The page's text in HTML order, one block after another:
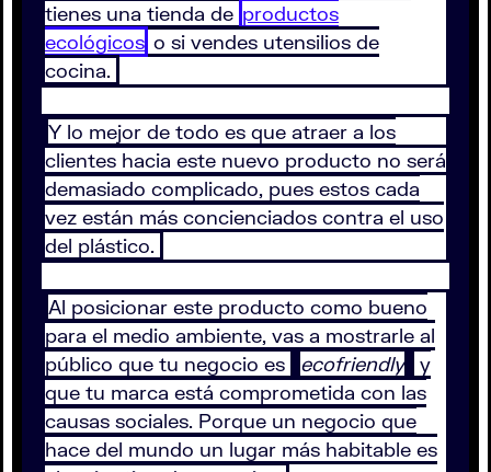
tienes una tienda de productos
ecológicos o si vendes utensilios de
cocina.
Y lo mejor de todo es que atraer a los
clientes hacia este nuevo producto no será
demasiado complicado, pues estos cada
vez están más concienciados contra el uso
del plástico.
Al posicionar este producto como bueno
para el medio ambiente, vas a mostrarle al
público que tu negocio es
ecofriendly
y
que tu marca está comprometida con las
causas sociales. Porque un negocio que
hace del mundo un lugar más habitable es